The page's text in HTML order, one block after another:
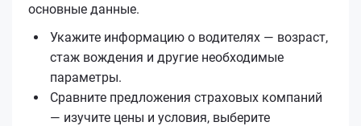
основные данные.
Укажите информацию о водителях — возраст,
стаж вождения и другие необходимые
параметры.
Сравните предложения страховых компаний
— изучите цены и условия, выберите